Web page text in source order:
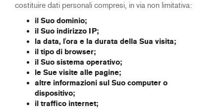
costituire dati personali compresi, in via non limitativa:
il Suo dominio;
il Suo indirizzo IP;
la data, l'ora e la durata della Sua visita;
il tipo di browser;
il Suo sistema operativo;
le Sue visite alle pagine;
altre informazioni sul Suo computer o
dispositivo;
il traffico internet;